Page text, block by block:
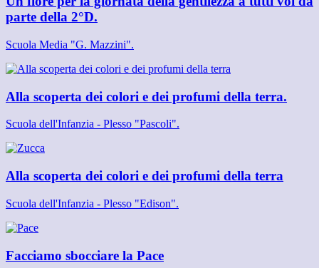
parte della 2°D.
Scuola Media "G. Mazzini".
Alla scoperta dei colori e dei profumi della terra.
Scuola dell'Infanzia - Plesso "Pascoli".
Alla scoperta dei colori e dei profumi della terra
Scuola dell'Infanzia - Plesso "Edison".
Facciamo sbocciare la Pace